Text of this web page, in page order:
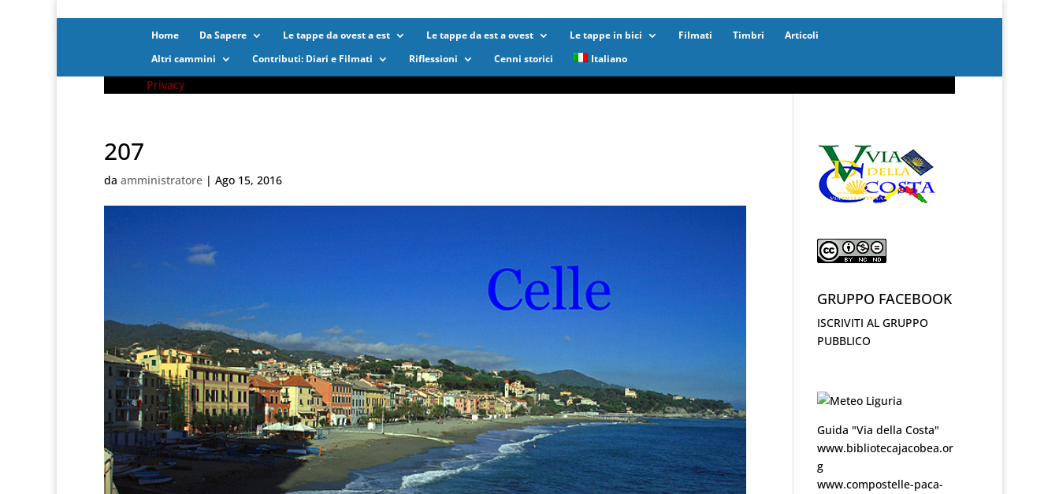
Privacy
Home Da Sapere Le tappe da ovest a est Le tappe da est a ovest Le tappe in bici Filmati Timbri
Articoli
Altri cammini
Contributi: Diari e Filmati Riflessioni Cenni storici Italiano
207
da amministratore | Ago 15, 2016
GRUPPO FACEBOOK
ISCRIVITI AL GRUPPO
PUBBLICO
Guida "Via della Costa"
www.bibliotecajacobea.or
g
www.compostelle-paca-